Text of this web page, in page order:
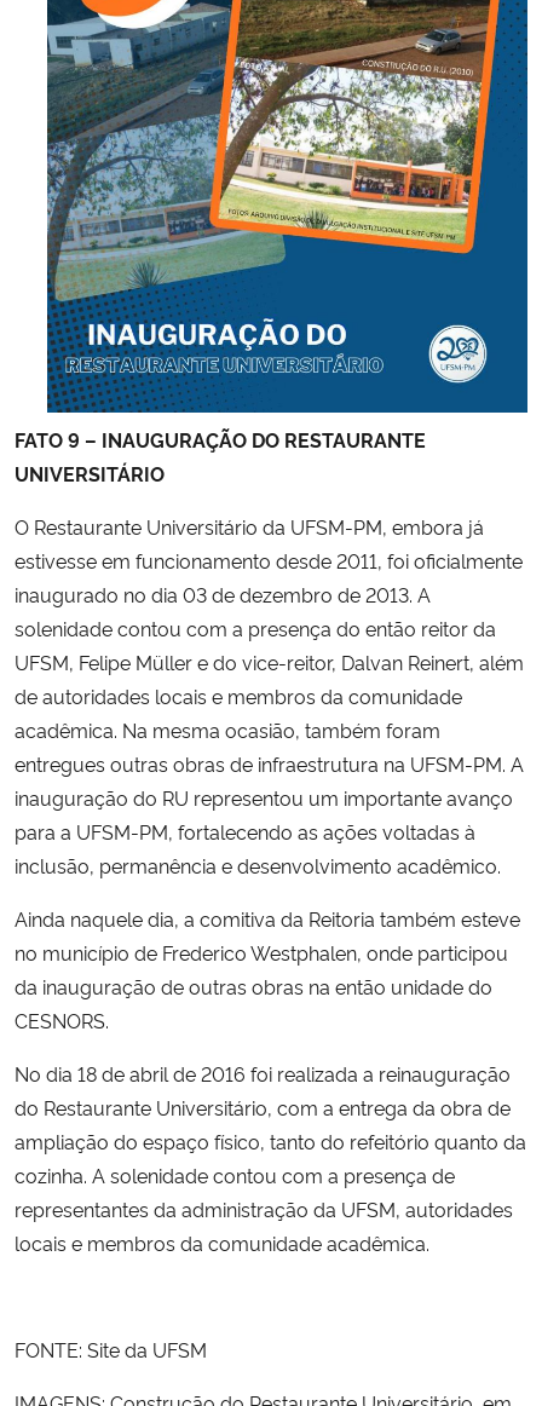
FATO 9 – INAUGURAÇÃO DO RESTAURANTE
UNIVERSITÁRIO
O Restaurante Universitário da UFSM-PM, embora já
estivesse em funcionamento desde 2011, foi oficialmente
inaugurado no dia 03 de dezembro de 2013. A
solenidade contou com a presença do então reitor da
UFSM, Felipe Müllere do vice-reitor, Dalvan Reinert, além
de autoridades locais e membros da comunidade
acadêmica. Na mesma ocasião, também foram
entregues outras obras de infraestrutura na UFSM-PM. A
inauguração do RU representou um importante avanço
para a UFSM-PM, fortalecendo as ações voltadas à
inclusão, permanência e desenvolvimento acadêmico.
Ainda naquele dia, a comitiva da Reitoria também esteve
no município de Frederico Westphalen, onde participou
da inauguração de outras obras na então unidade do
CESNORS.
No dia 18 de abril de 2016 foi realizada a reinauguração
do Restaurante Universitário, com a entrega da obra de
ampliação do espaço físico, tanto do refeitório quanto da
cozinha. A solenidade contou com a presença de
representantes da administração da UFSM, autoridades
locais e membros da comunidade acadêmica.
FONTE: Site da UFSM